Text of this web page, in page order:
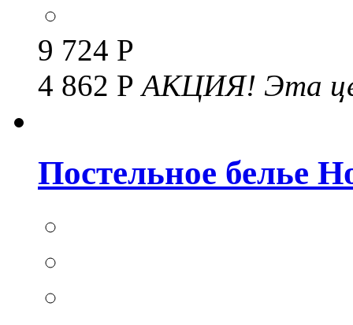
9 724 Р
4 862 Р АКЦИЯ! Эта
Постельное белье